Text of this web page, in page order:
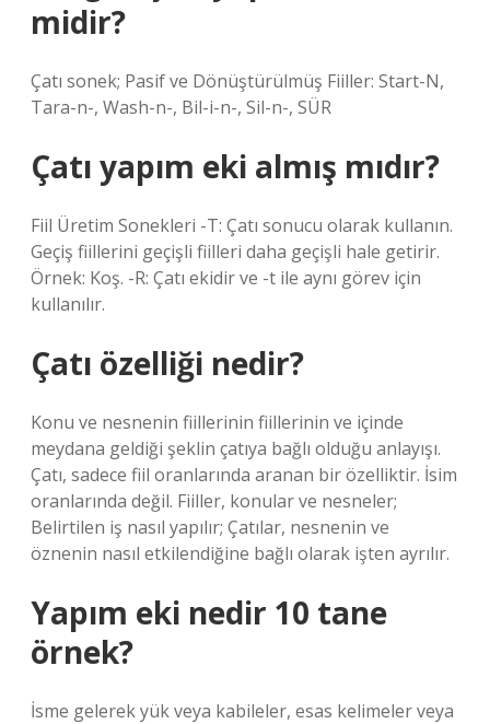
midir?
Çatı sonek; Pasif ve Dönüştürülmüş Fiiller: Start-N,
Tara-n-, Wash-n-, Bil-i-n-, Sil-n-, SÜR
Çatı yapım eki almış mıdır?
Fiil Üretim Sonekleri -T: Çatı sonucu olarak kullanın.
Geçiş fiillerini geçişli fiilleri daha geçişli hale getirir.
Örnek: Koş. -R: Çatı ekidir ve -t ile aynı görev için
kullanılır.
Çatı özelliği nedir?
Konu ve nesnenin fiillerinin fiillerinin ve içinde
meydana geldiği şeklin çatıya bağlı olduğu anlayışı.
Çatı, sadece fiil oranlarında aranan bir özelliktir. İsim
oranlarında değil. Fiiller, konular ve nesneler;
Belirtilen iş nasıl yapılır; Çatılar, nesnenin ve
öznenin nasıl etkilendiğine bağlı olarak işten ayrılır.
Yapım eki nedir 10 tane
örnek?
İsme gelerek yük veya kabileler, esas kelimeler veya